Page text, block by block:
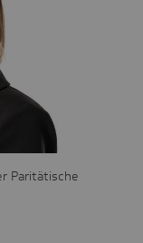
Paritätische